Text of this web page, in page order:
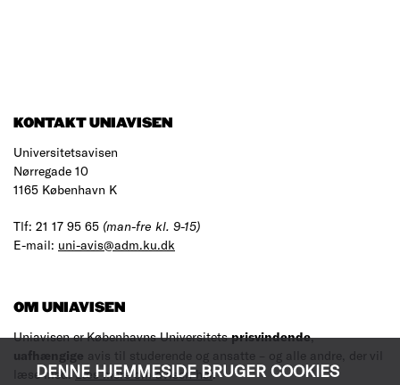
DENNE HJEMMESIDE BRUGER COOKIES
KONTAKT UNIAVISEN
Universitetsavisen
Nørregade 10
1165 København K
Tlf: 21 17 95 65 (man-fre kl. 9-15)
E-mail: uni-avis@adm.ku.dk
OM UNIAVISEN
Uniavisen er Københavns Universitetsprisvindende,
uafhængige avis til studerende og ansatte – og alle andre, der vil
læse med.Læs mere om avisen her.